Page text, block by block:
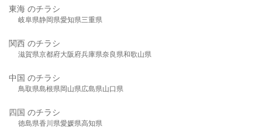
東海 のチラシ
岐阜県静岡県愛知県三重県
関西 のチラシ
滋賀県京都府大阪府兵庫県奈良県和歌山県
中国 のチラシ
鳥取県島根県岡山県広島県山口県
四国 のチラシ
徳島県香川県愛媛県高知県